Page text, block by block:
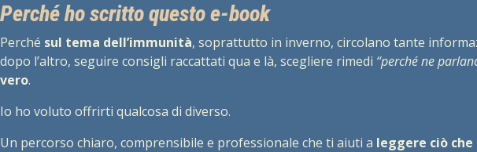
Perché ho scritto questo e-book
Perché sul tema dell’immunità, soprattutto in inverno, circolano tante
dopo l’altro, seguire consigli raccattati qua e là, scegliere rimedi “perché ne
vero.
Io ho voluto offrirti qualcosa di diverso.
Un percorso chiaro, comprensibile e professionale che ti aiuti a leggere ciò che